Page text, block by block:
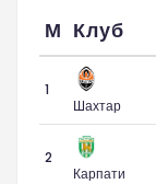
М Клуб
1
Шахтар
2
Карпати